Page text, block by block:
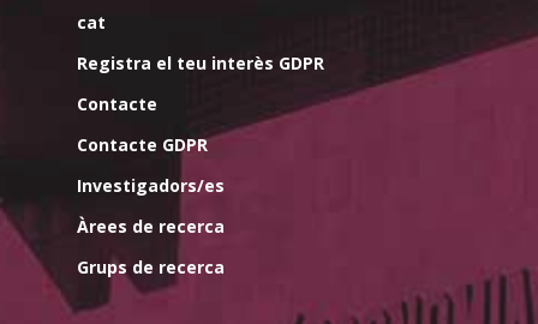
cat
Registra el teu interès GDPR
Contacte
Contacte GDPR
Investigadors/es
Àrees de recerca
Grups de recerca